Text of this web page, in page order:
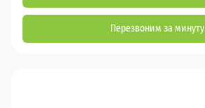
Перезвоним за минуту